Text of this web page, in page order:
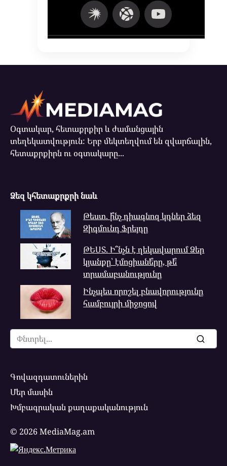
Օգտակար, հետաքրքիր և ժամանցային
տեղեկատվություն: Երբ մեկտեղվում են զվարճալին,
հետաքրքիրն ու օգտակարը...
Ձեզ կհետաքրքրի նաև
Թեստ. ի՞նչ դիագնոզ կդներ ձեզ
Զիգմունդ Ֆրեյդը
ԹԵՍՏ. Ի՞նչն է ղեկավարում Ձեր
կյանքը՝ էմոցիանե՞րը, թե՞
տրամաբանությունը
Ինչպես որոշել բնավորությունը
համբույրի միջոցով
Search
for:
Գովազդատուներին
Մեր մասին
Խմբագրական քաղաքականություն
© 2026 MediaMag.am